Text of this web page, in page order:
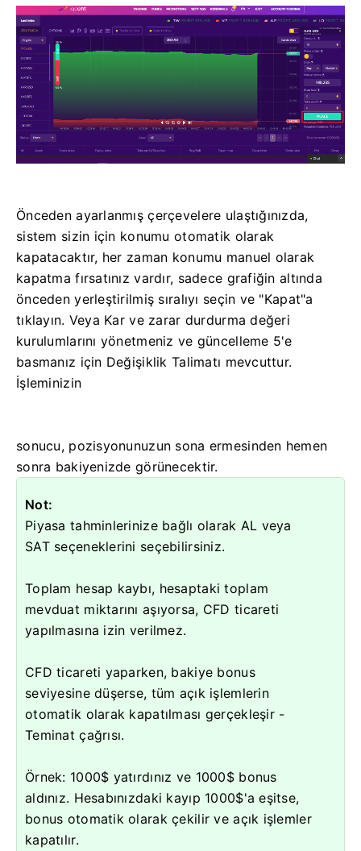
Önceden ayarlanmış çerçevelere ulaştığınızda,
sistem sizin için konumu otomatik olarak
kapatacaktır, her zaman konumu manuel olarak
kapatma fırsatınız vardır, sadece grafiğin altında
önceden yerleştirilmiş sıralıyı seçin ve "Kapat"a
tıklayın. Veya Kar ve zarar durdurma değeri
kurulumlarını yönetmeniz ve güncelleme 5'e
basmanız için Değişiklik Talimatı mevcuttur.
İşleminizin
sonucu, pozisyonunuzun sona ermesinden hemen
sonra bakiyenizde görünecektir.
Not:
Piyasa tahminlerinize bağlı olarak AL veya
SAT seçeneklerini seçebilirsiniz.
Toplam hesap kaybı, hesaptaki toplam
mevduat miktarını aşıyorsa, CFD ticareti
yapılmasına izin verilmez.
CFD ticareti yaparken, bakiye bonus
seviyesine düşerse, tüm açık işlemlerin
otomatik olarak kapatılması gerçekleşir -
Teminat çağrısı.
Örnek: 1000$ yatırdınız ve 1000$ bonus
aldınız. Hesabınızdaki kayıp 1000$'a eşitse,
bonus otomatik olarak çekilir ve açık işlemler
kapatılır.